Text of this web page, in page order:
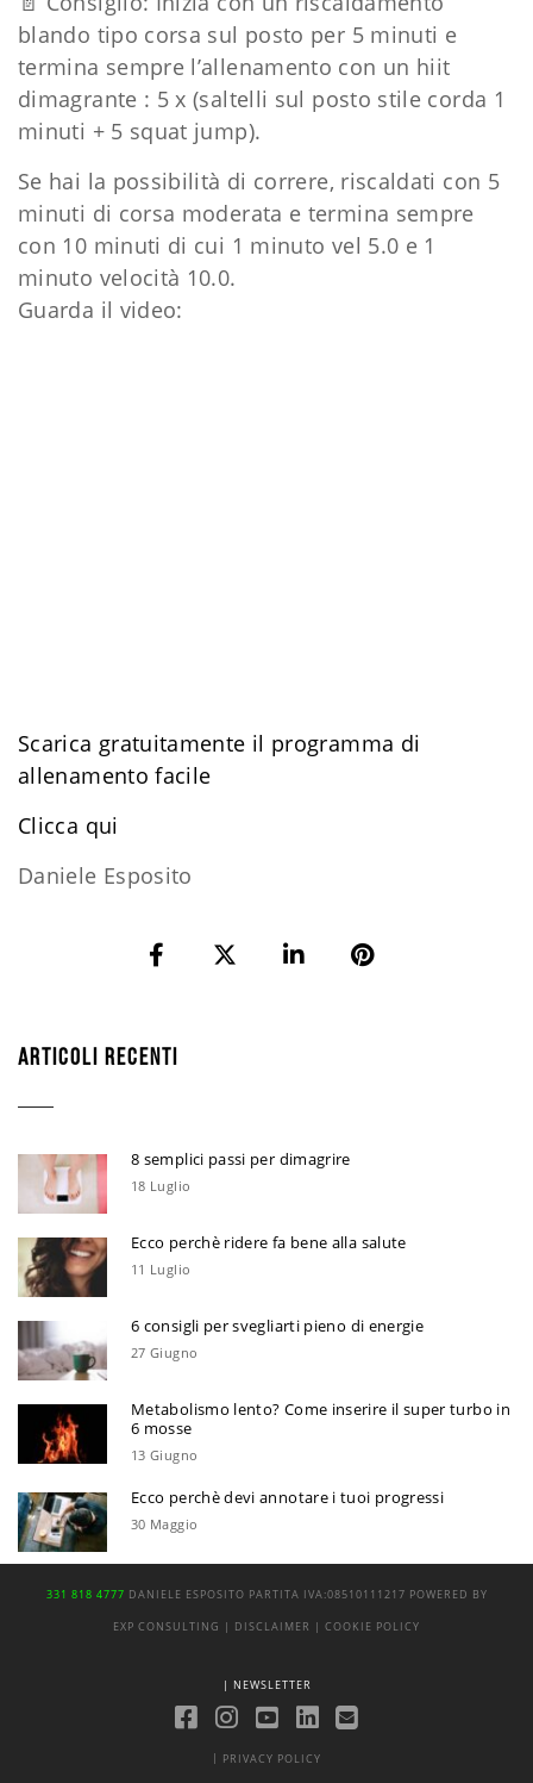
blando tipo corsa sul posto per 5 minuti e
termina sempre l’allenamento con un hiit
dimagrante : 5 x (saltelli sul posto stile corda 1
minuti + 5 squat jump).
Se hai la possibilità di correre, riscaldati con 5
minuti di corsa moderata e termina sempre
con 10 minuti di cui 1 minuto vel 5.0 e 1
minuto velocità 10.0.
Guarda il video:
Scarica gratuitamente il programma di
allenamento facile
​Clicca qui
Daniele Esposito
ARTICOLI RECENTI
8 semplici passi per dimagrire
18 Luglio
Ecco perchè ridere fa bene alla salute
11 Luglio
6 consigli per svegliarti pieno di energie
27 Giugno
Metabolismo lento? Come inserire il super turbo in
6 mosse
13 Giugno
Ecco perchè devi annotare i tuoi progressi
30 Maggio
331 818 4777 DANIELE ESPOSITO PARTITA IVA:08510111217 POWERED BY
EXP CONSULTING | DISCLAIMER | COOKIE POLICY
| NEWSLETTER
| PRIVACY POLICY